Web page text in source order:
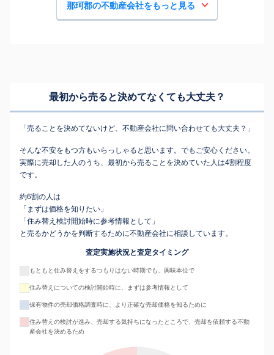
那珂郡の不動産会社をもっと見る
最初から売ると決めてなくても大丈夫？
「売ることを決めてないけど、不動産会社に問い合わせても大丈夫？」
そんな不安をもつ方もいらっしゃると思います。でもご安心ください。
実際に売却した人のうち、最初から売ることを決めていた人は4割程度
です。
約6割の人は
「まずは価格を知りたい」
「住み替え検討開始時に参考情報として」
と売るかどうかを判断するために不動産会社に相談しています。
査定実施状況と査定タイミング
もともと住み替えをするつもりはない時期でも、興味本位で
住み替えについての検討開始時に、まずは参考情報として
保有物件の売却価格調査時に、より正確な売却価格を知るために
住み替えの検討が進み、売却する気持ちになったところで、売却を依頼する不動
産会社を決めるため